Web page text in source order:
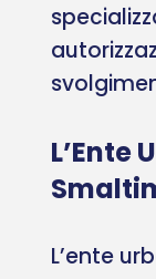
L’Ente
L’ente